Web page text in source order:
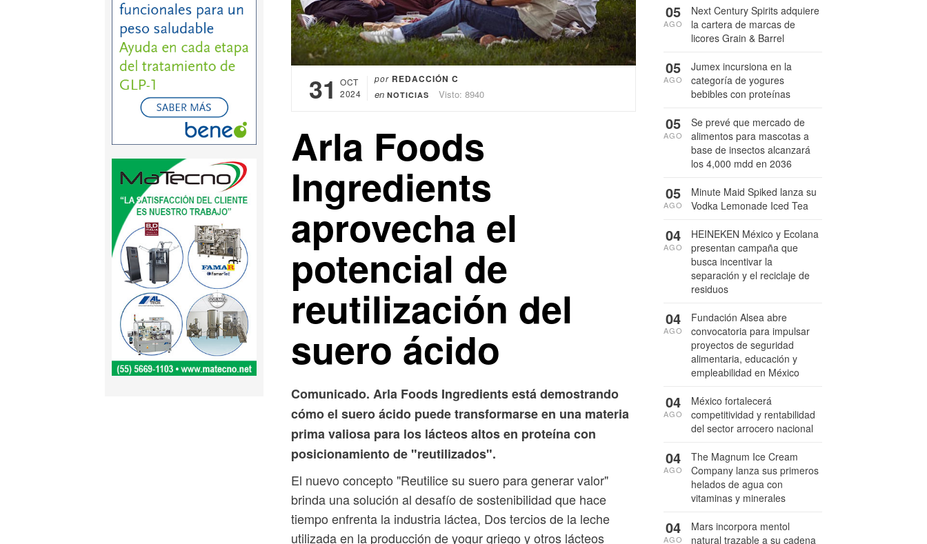
31
OCT
2024
por REDACCIÓN C
en NOTICIAS Visto: 8940
Arla Foods
Ingredients
aprovecha el
potencial de
reutilización del
suero ácido
Comunicado. Arla Foods Ingredients está demostrando
cómo el suero ácido puede transformarse en una materia
prima valiosa para los lácteos altos en proteína con
posicionamiento de "reutilizados".
El nuevo concepto "Reutilice su suero para generar valor"
brinda una solución al desafío de sostenibilidad que hace
tiempo enfrenta la industria láctea, Dos tercios de la leche
utilizada en la producción de yogur griego y otros lácteos
Next Century Spirits adquiere
la cartera de marcas de
licores Grain & Barrel
05
AGO
Jumex incursiona en la
categoría de yogures
bebibles con proteínas
05
AGO
Se prevé que mercado de
alimentos para mascotas a
base de insectos alcanzará
los 4,000 mdd en 2036
05
AGO
Minute Maid Spiked lanza su
Vodka Lemonade Iced Tea
05
AGO
HEINEKEN México y Ecolana
presentan campaña que
busca incentivar la
separación y el reciclaje de
residuos
04
AGO
Fundación Alsea abre
convocatoria para impulsar
proyectos de seguridad
alimentaria, educación y
empleabilidad en México
04
AGO
México fortalecerá
competitividad y rentabilidad
del sector arrocero nacional
04
AGO
The Magnum Ice Cream
Company lanza sus primeros
helados de agua con
vitaminas y minerales
04
AGO
Mars incorpora mentol
natural trazable a su cadena
04
AGO